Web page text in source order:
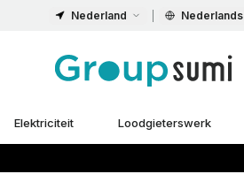
Nederland Nederlands
Elektriciteit Loodgieterswerk